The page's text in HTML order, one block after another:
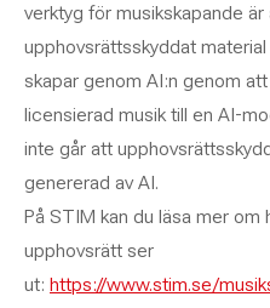
verktyg för musikskapande är
upphovsrättsskyddat
skapar genom AI:n genom
licensierad musik till en AI-
inte går att
genererad av AI.
På STIM kan du läsa mer om
upphovsrätt ser
ut: https://www.stim.se/